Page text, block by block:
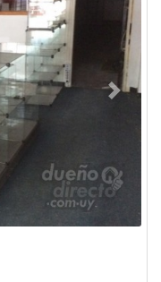
Next